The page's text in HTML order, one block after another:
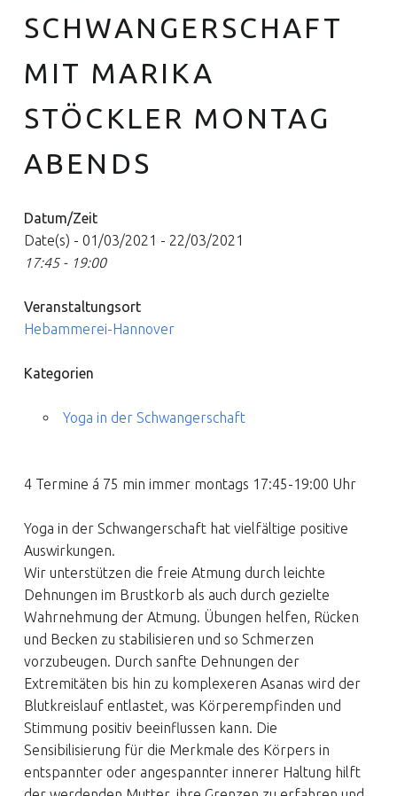
SCHWANGERSCHAFT
MIT MARIKA
STÖCKLER MONTAG
ABENDS
Datum/Zeit
Date(s) - 01/03/2021 - 22/03/2021
17:45 - 19:00
Veranstaltungsort
Hebammerei-Hannover
Kategorien
Yoga in der Schwangerschaft
4 Termine á 75 min immer montags 17:45-19:00 Uhr
Yoga in der Schwangerschaft hat vielfältige positive
Auswirkungen.
Wir unterstützen die freie Atmung durch leichte
Dehnungen im Brustkorb als auch durch gezielte
Wahrnehmung der Atmung. Übungen helfen, Rücken
und Becken zu stabilisieren und so Schmerzen
vorzubeugen. Durch sanfte Dehnungen der
Extremitäten bis hin zu komplexeren Asanas wird der
Blutkreislauf entlastet, was Körperempfinden und
Stimmung positiv beeinflussen kann. Die
Sensibilisierung für die Merkmale des Körpers in
entspannter oder angespannter innerer Haltung hilft